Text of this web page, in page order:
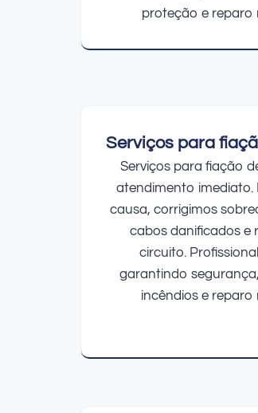
proteção e reparo
Serviços para
Serviços para fiação
atendimento imediato.
causa, corrigimos
cabos danificados e
circuito.
garantindo
incêndios e reparo